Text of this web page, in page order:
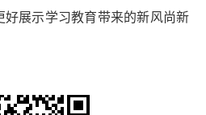
展示学习教育带来的新风尚新